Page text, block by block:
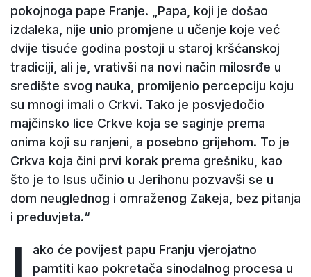
pokojnoga pape Franje. „Papa, koji je došao
izdaleka, nije unio promjene u učenje koje već
dvije tisuće godina postoji u staroj kršćanskoj
tradiciji, ali je, vrativši na novi način milosrđe u
središte svog nauka, promijenio percepciju koju
su mnogi imali o Crkvi. Tako je posvjedočio
majčinsko lice Crkve koja se saginje prema
onima koji su ranjeni, a posebno grijehom. To je
Crkva koja čini prvi korak prema grešniku, kao
što je to Isus učinio u Jerihonu pozvavši se u
dom neuglednog i omraženog Zakeja, bez pitanja
i preduvjeta.“
ako će povijest papu Franju vjerojatno
pamtiti kao pokretača sinodalnog procesa u